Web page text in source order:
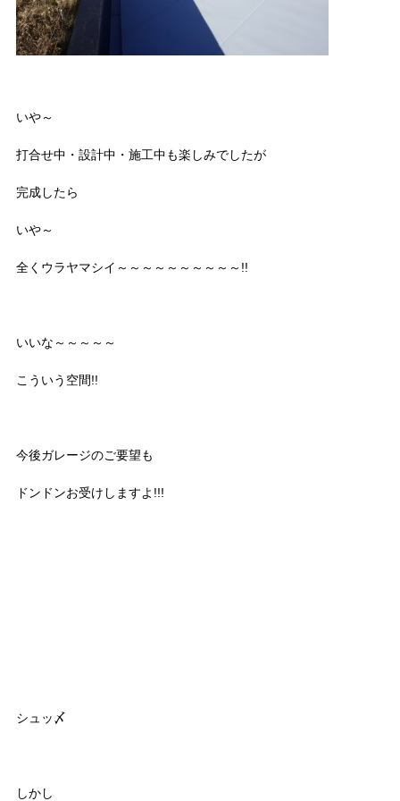
いや～
打合せ中・設計中・施工中も楽しみでしたが
完成したら
いや～
全くウラヤマシイ～～～～～～～～～～!!
いいな～～～～～
こういう空間!!
今後ガレージのご要望も
ドンドンお受けしますよ!!!
シュッ〆
しかし